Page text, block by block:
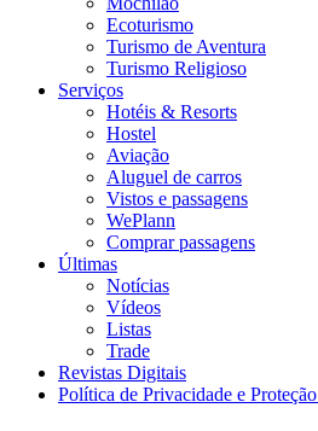
Ecoturismo
Turismo de Aventura
Turismo Religioso
Serviços
Hotéis & Resorts
Hostel
Aviação
Aluguel de carros
Vistos e passagens
WePlann
Comprar passagens
Últimas
Notícias
Vídeos
Listas
Trade
Revistas Digitais
Política de Privacidade e